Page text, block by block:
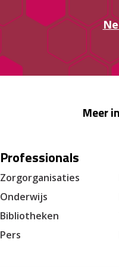
Meer
Professionals
Zorgorganisaties
Onderwijs
Bibliotheken
Pers